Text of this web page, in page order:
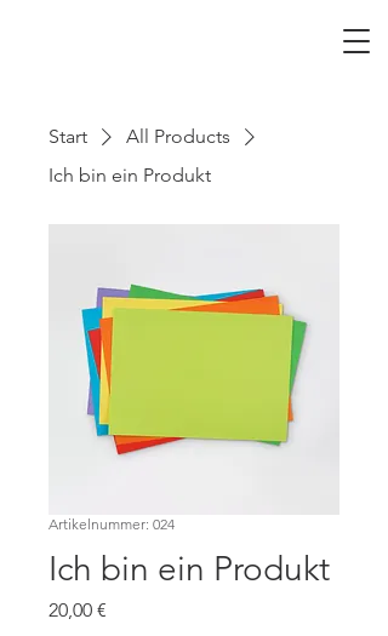
Start
All Products
Ich bin ein Produkt
Artikelnummer: 024
Ich bin ein Produkt
20,00 €